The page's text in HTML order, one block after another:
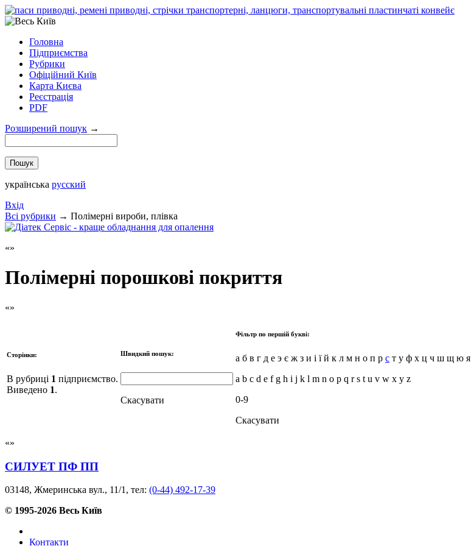
Головна
Підприємства
Рубрики
Офіційний Київ
Карта Києва
Реєстрація
PDF
Розширений пошук →
українська русский
Вхід
Всi рубрики → Полімерні вироби, плівка
Полімерні порошкові покриття
Сторінки:
В рубриці 1 підприємство.
Виведено 1.
Швидкий пошук:
Скасувати
Фільтр по першій букві:
а б в г д е э є ж з и і ї й к л м н о п р с т у ф х ц ч ш щ ю я
a b c d e f g h i j k l m n o p q r s t u v w x y z
0-9
Скасувати
СИЛУЕТ ПФ ПП
03148, Жмеринська вул., 11/1, тел: (0-44) 492-17-39
© 1995-2026 Весь Київ
Контакти